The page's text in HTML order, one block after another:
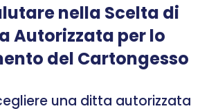
nella Scelta di
Autorizzata per lo
del Cartongesso
una ditta autorizzata